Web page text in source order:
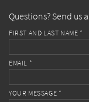
Questions? Send us
FIRST AND LAST NAME *
EMAIL *
YOUR MESSAGE *